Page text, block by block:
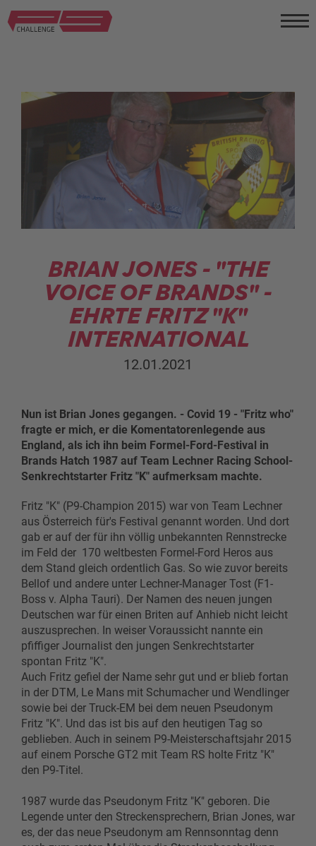
BRIAN JONES - "THE
VOICE OF BRANDS" -
EHRTE FRITZ "K"
INTERNATIONAL
12.01.2021
Nun ist Brian Jones gegangen. - Covid 19 - "Fritz who"
fragte er mich, er die Komentatorenlegende aus
England, als ich ihn beim Formel-Ford-Festival in
Brands Hatch 1987 auf Team Lechner Racing School-
Senkrechtstarter Fritz "K" aufmerksam machte.
Fritz "K" (P9-Champion 2015) war von Team Lechner
aus Österreich für's Festival genannt worden. Und dort
gab er auf der für ihn völlig unbekannten Rennstrecke
im Feld der 170 weltbesten Formel-Ford Heros aus
dem Stand gleich ordentlich Gas. So wie zuvor bereits
Bellof und andere unter Lechner-Manager Tost (F1-
Boss v. Alpha Tauri). Der Namen des neuen jungen
Deutschen war für einen Briten auf Anhieb nicht leicht
auszusprechen. In weiser Voraussicht nannte ein
pfiffiger Journalist den jungen Senkrechtstarter
spontan Fritz "K".
Auch Fritz gefiel der Name sehr gut und er blieb fortan
in der DTM, Le Mans mit Schumacher und Wendlinger
sowie bei der Truck-EM bei dem neuen Pseudonym
Fritz "K". Und das ist bis auf den heutigen Tag so
geblieben. Auch in seinem P9-Meisterschaftsjahr 2015
auf einem Porsche GT2 mit Team RS holte Fritz "K"
den P9-Titel.
1987 wurde das Pseudonym Fritz "K" geboren. Die
Legende unter den Streckensprechern, Brian Jones, war
es, der das neue Pseudonym am Rennsonntag denn